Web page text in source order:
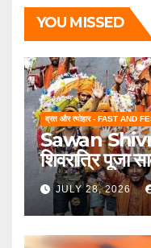
YOU MISSED
व्रत और त्योहार - FAST AND
Sawan
शिवरात्रि पूजा
JULY 28, 2026